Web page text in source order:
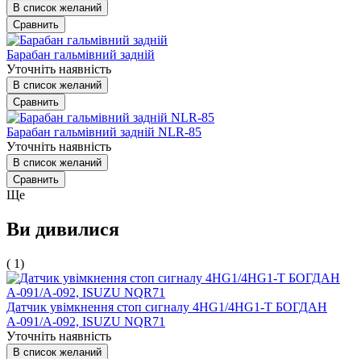
В список желаний
Сравнить
Барабан гальмівний задній
Уточніть наявність
В список желаний
Сравнить
Барабан гальмівний задній NLR-85
Уточніть наявність
В список желаний
Сравнить
Ще
Ви дивилися
( 1)
Датчик увiмкнення стоп сигналу 4HG1/4HG1-T БОГДАН
А-091/А-092, ISUZU NQR71
Уточніть наявність
В список желаний